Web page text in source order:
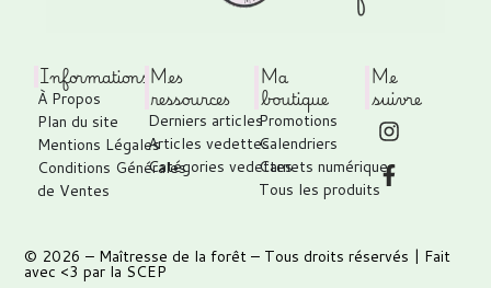
Informations
À Propos
Plan du site
Mentions Légales
Conditions Générales
de Ventes
Mes
ressources
Derniers articles
Articles vedettes
Catégories vedettes
Ma
boutique
Promotions
Calendriers
Carnets numérique
Tous les produits
Me
suivre
© 2026 – Maîtresse de la forêt – Tous droits réservés | Fait
avec <3 par la SCEP